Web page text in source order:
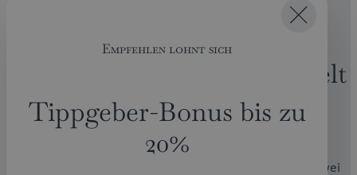
Empfehlen lohnt sich
Tippgeber-Bonus bis zu
20%
Willkommen in unserer Welt
der Immobilien.
Wir sind ein führender Immobilienmakler: In unseren zwei